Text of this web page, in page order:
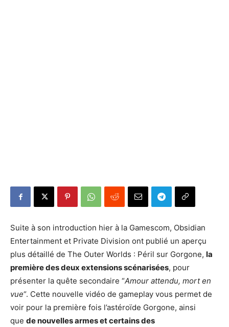
Suite à son introduction hier à la Gamescom, Obsidian
Entertainment et Private Division ont publié un aperçu
plus détaillé de The Outer Worlds : Péril sur Gorgone, la
première des deux extensions scénarisées, pour
présenter la quête secondaire “Amour attendu, mort en
vue“. Cette nouvelle vidéo de gameplay vous permet de
voir pour la première fois l’astéroïde Gorgone, ainsi
que de nouvelles armes et certains des